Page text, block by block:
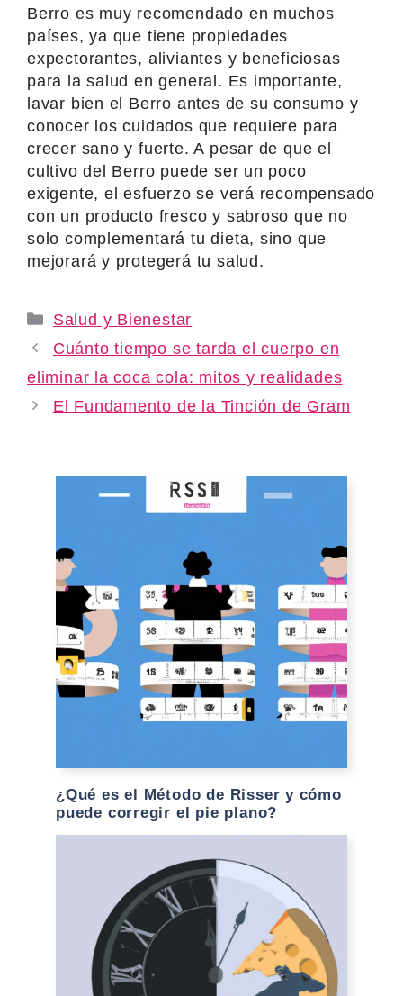
Berro es muy recomendado en muchos
países, ya que tiene propiedades
expectorantes, aliviantes y beneficiosas
para la salud en general. Es importante,
lavar bien el Berro antes de su consumo y
conocer los cuidados que requiere para
crecer sano y fuerte. A pesar de que el
cultivo del Berro puede ser un poco
exigente, el esfuerzo se verá recompensado
con un producto fresco y sabroso que no
solo complementará tu dieta, sino que
mejorará y protegerá tu salud.
Categories
Salud y Bienestar
Cuánto tiempo se tarda el cuerpo en
eliminar la coca cola: mitos y realidades
El Fundamento de la Tinción de Gram
¿Qué es el Método de Risser y cómo
puede corregir el pie plano?